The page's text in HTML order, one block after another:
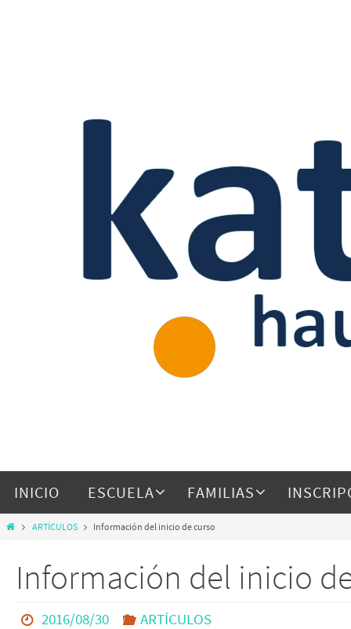
INICIO ESCUELA FAMILIAS
ARTÍCULOS Información del inicio de curso
Información del inicio
2016/08/30 ARTÍCULOS